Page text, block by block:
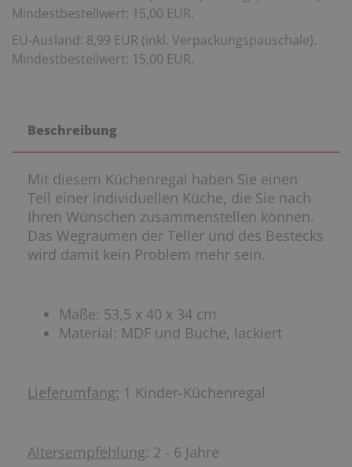
Mindestbestellwert: 15,00 EUR.
EU-Ausland: 8,99 EUR (inkl. Verpackungspauschale).
Mindestbestellwert: 15,00 EUR.
Beschreibung
Mit diesem Küchenregal haben Sie einen
Teil einer individuellen Küche, die Sie nach
Ihren Wünschen zusammenstellen können.
Das Wegräumen der Teller und des Bestecks
wird damit kein Problem mehr sein.
Maße: 53,5 x 40 x 34 cm
Material: MDF und Buche, lackiert
Lieferumfang: 1 Kinder-Küchenregal
Altersempfehlung: 2 - 6 Jahre